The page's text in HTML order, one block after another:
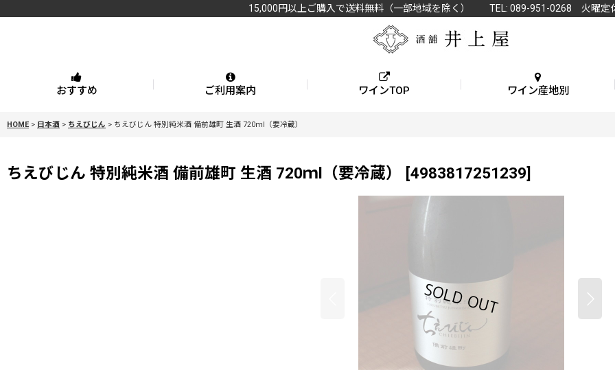
15,000円以上ご購入で送料無料（一部地域を除く） TEL: 089-951-0268 火曜定
おすすめ ご利用案内 ワインTOP ワイン産地別
HOME > 日本酒 > ちえびじん > ちえびじん 特別純米酒 備前雄町 生酒 720ｍl（要冷蔵）
ちえびじん 特別純米酒 備前雄町 生酒 720ｍl（要冷蔵） [4983817251239]